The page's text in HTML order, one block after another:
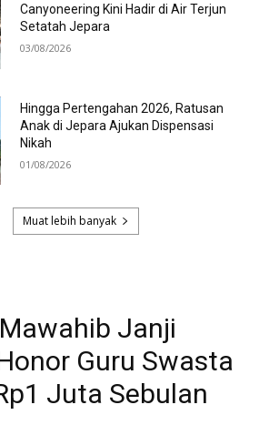
Canyoneering Kini Hadir di Air Terjun
Setatah Jepara
03/08/2026
Hingga Pertengahan 2026, Ratusan
Anak di Jepara Ajukan Dispensasi
Nikah
01/08/2026
Muat lebih banyak